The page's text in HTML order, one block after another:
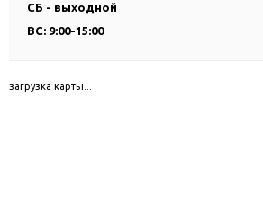
СБ - выходной
ВС: 9:00-15:00
загрузка карты...